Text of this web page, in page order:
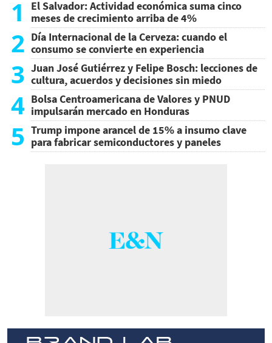
1
El Salvador: Actividad económica suma cinco
meses de crecimiento arriba de 4%
2 Día Internacional de la Cerveza: cuando el
consumo se convierte en experiencia
3 Juan José Gutiérrez y Felipe Bosch: lecciones de
cultura, acuerdos y decisiones sin miedo
4 Bolsa Centroamericana de Valores y PNUD
impulsarán mercado en Honduras
5 Trump impone arancel de 15% a insumo clave
para fabricar semiconductores y paneles